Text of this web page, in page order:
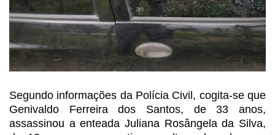
Segundo informações da Polícia Civil, cogita-se que
Genivaldo Ferreira dos Santos, de 33 anos,
assassinou a enteada Juliana Rosângela da Silva,